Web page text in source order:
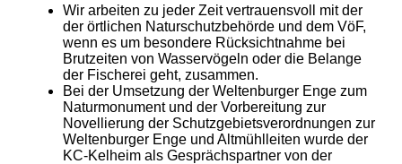
Wir arbeiten zu jeder Zeit vertrauensvoll mit der
der örtlichen Naturschutzbehörde und dem VöF,
wenn es um besondere Rücksichtnahme bei
Brutzeiten von Wasservögeln oder die Belange
der Fischerei geht, zusammen.
Bei der Umsetzung der Weltenburger Enge zum
Naturmonument und der Vorbereitung zur
Novellierung der Schutzgebietsverordnungen zur
Weltenburger Enge und Altmühlleiten wurde der
KC-Kelheim als Gesprächspartner von der